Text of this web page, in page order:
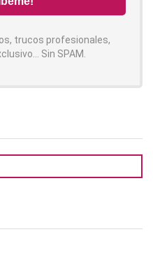
trucos profesionales,
Sin SPAM.